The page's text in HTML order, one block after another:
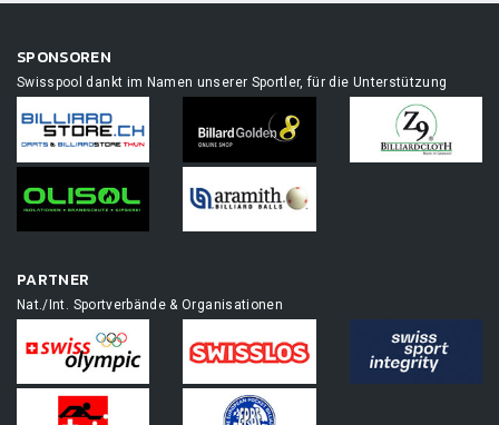
SPONSOREN
Swisspool dankt im Namen unserer Sportler, für die Unterstützung
PARTNER
Nat./Int. Sportverbände & Organisationen